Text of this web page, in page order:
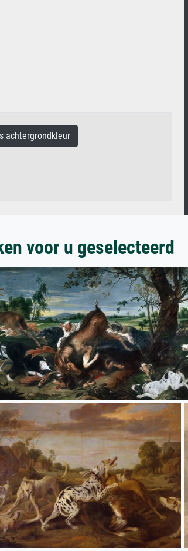
achtergrondkleur
voor u geselecteerd